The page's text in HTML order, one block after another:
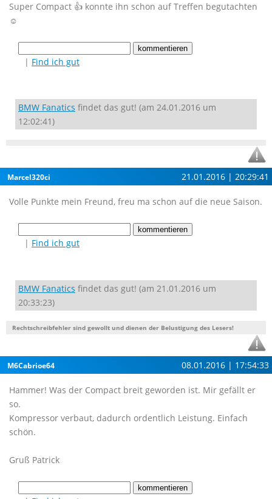
Super Compact 👍 konnte ihn schon auf Treffen begutachten
☺
| Find ich gut
BMW Fanatics findet das gut! (am 24.01.2016 um
12:02:41)
Marcel320ci 21.01.2016 | 20:29:41
Volle Punkte mein Freund, freu ma schon auf die neue Saison.
| Find ich gut
BMW Fanatics findet das gut! (am 21.01.2016 um
20:33:23)
Rechtschreibfehler sind gewollt und dienen der Belustigung des Lesers!
M6Cabrioe64 08.01.2016 | 17:54:33
Hammer! Was der Compact breit geworden ist. Mir gefällt er
so.
Kompressor verbaut, dadurch ordentlich Leistung. Einfach
schön.
Gruß Patrick